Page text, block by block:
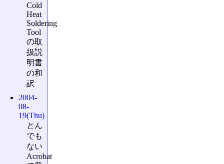
Cold
Heat
Soldering
Tool
の取
扱説
明書
の和
訳
2004-
08-
19(Thu)
とん
でも
ない
Acrobat